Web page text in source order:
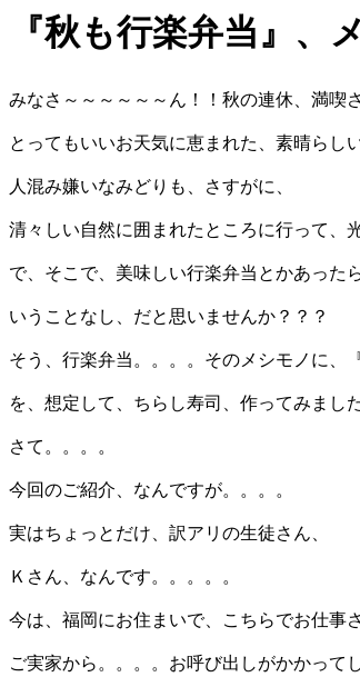
『秋も行楽弁当』
みなさ～～～～～～ん！！秋の連休、満喫
とってもいいお天気に恵まれた、素晴らし
人混み嫌いなみどりも、さすがに、
清々しい自然に囲まれたところに行って、
で、そこで、美味しい行楽弁当とかあったら
いうことなし、だと思いませんか？？？
そう、行楽弁当。。。。そのメシモノに、
を、想定して、ちらし寿司、作って
さて。。。。
今回のご紹介、なんですが。。。。
実はちょっとだけ、訳アリの生徒さん、
Ｋさん、なんです。。。。。
今は、福岡にお住まいで、こちらでお仕事
ご実家から。。。。お呼び出しがかかって